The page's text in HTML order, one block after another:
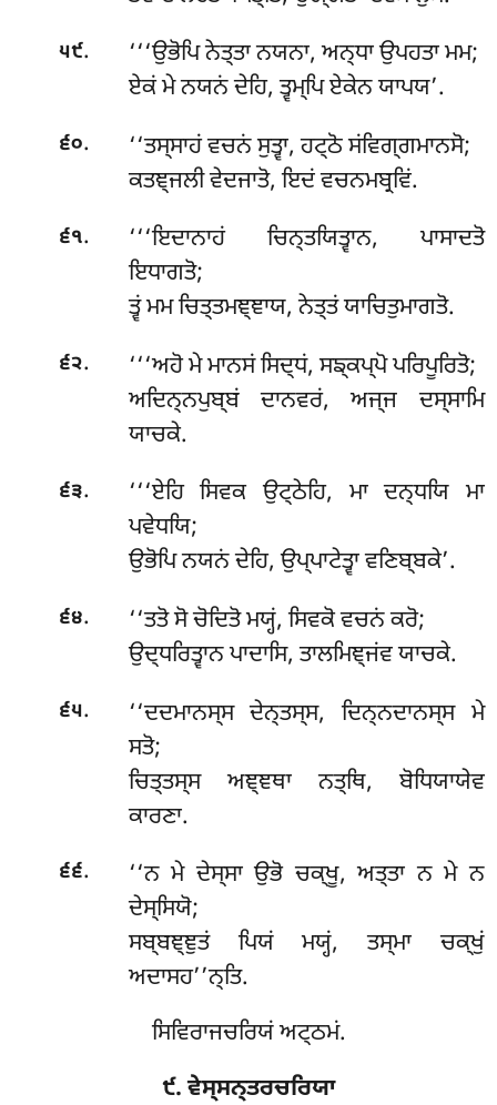
੫੯. ‘‘‘ਉਭੋਪਿਨੇਤ੍ਤਾ ਨਯਨਾ, ਅਨ੍ਧਾ ਉਪਹਤਾ ਮਮ;
ਏਕਂ ਮੇ ਨਯਨਂ ਦੇਹਿ, ਤ੍ਵਮ੍ਪਿ ਏਕੇਨ ਯਾਪਯ’.
੬੦.
‘‘ਤਸ੍ਸਾਹਂ ਵਚਨਂ ਸੁਤ੍ਵਾ, ਹਟ੍ਠੋ ਸਂਵਿਗ੍ਗਮਾਨਸੋ;
ਕਤਞ੍ਜਲੀ ਵੇਦਜਾਤੋ, ਇਦਂ ਵਚਨਮਬ੍ਰਵਿਂ.
੬੧.
‘‘‘ਇਦਾਨਾਹਂ ਚਿਨ੍ਤਯਿਤ੍ਵਾਨ, ਪਾਸਾਦਤੋ
ਇਧਾਗਤੋ;
ਤ੍ਵਂ ਮਮ ਚਿਤ੍ਤਮਞ੍ਞਾਯ, ਨੇਤ੍ਤਂ ਯਾਚਿਤੁਮਾਗਤੋ.
੬੨.
‘‘‘ਅਹੋ ਮੇ ਮਾਨਸਂ ਸਿਦ੍ਧਂ, ਸਙ੍ਕਪ੍ਪੋ ਪਰਿਪੂਰਿਤੋ;
ਅਦਿਨ੍ਨਪੁਬ੍ਬਂ ਦਾਨਵਰਂ, ਅਜ੍ਜ ਦਸ੍ਸਾਮਿ
ਯਾਚਕੇ.
੬੩.
‘‘‘ਏਹਿ ਸਿਵਕ ਉਟ੍ਠੇਹਿ, ਮਾ ਦਨ੍ਧਯਿ ਮਾ
ਪਵੇਧਯਿ;
ਉਭੋਪਿ ਨਯਨਂ ਦੇਹਿ, ਉਪ੍ਪਾਟੇਤ੍ਵਾ ਵਣਿਬ੍ਬਕੇ’.
੬੪. ‘‘ਤਤੋਸੋ ਚੋਦਿਤੋ ਮਯ੍ਹਂ, ਸਿਵਕੋ ਵਚਨਂ ਕਰੋ;
ਉਦ੍ਧਰਿਤ੍ਵਾਨ ਪਾਦਾਸਿ, ਤਾਲਮਿਞ੍ਜਂਵ ਯਾਚਕੇ.
੬੫.
‘‘ਦਦਮਾਨਸ੍ਸ ਦੇਨ੍ਤਸ੍ਸ, ਦਿਨ੍ਨਦਾਨਸ੍ਸ ਮੇ
ਸਤੋ;
ਚਿਤ੍ਤਸ੍ਸ ਅਞ੍ਞਥਾ ਨਤ੍ਥਿ, ਬੋਧਿਯਾਯੇਵ
ਕਾਰਣਾ.
੬੬.
‘‘ਨ ਮੇ ਦੇਸ੍ਸਾ ਉਭੋ ਚਕ੍ਖੂ, ਅਤ੍ਤਾ ਨ ਮੇ ਨ
ਦੇਸ੍ਸਿਯੋ;
ਸਬ੍ਬਞ੍ਞੁਤਂ ਪਿਯਂ ਮਯ੍ਹਂ, ਤਸ੍ਮਾ ਚਕ੍ਖੁਂ
ਅਦਾਸਹ’’ਨ੍ਤਿ.
ਸਿਵਿਰਾਜਚਰਿਯਂ ਅਟ੍ਠਮਂ.
੯. ਵੇਸ੍ਸਨ੍ਤਰਚਰਿਯਾ